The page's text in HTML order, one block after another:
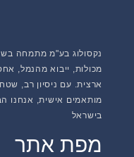
נקסולוג בע"מ מתמחה
מכולות, ייבוא מהנמל,
מותאמים אישית, אנחנו
בישראל
מפת אתר